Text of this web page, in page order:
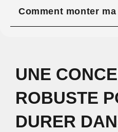
Comment monter
UNE
ROBUSTE
DURER